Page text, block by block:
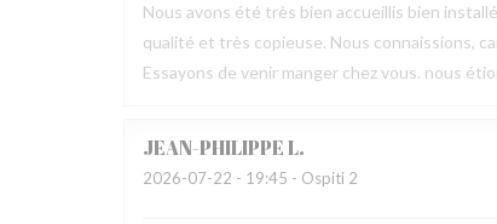
Nous avons été très bien accueillis bien
qualité et très copieuse. Nous connaissions,
Essayons de venir manger chez vous. nous
JEAN-PHILIPPEL
2026-07-22 - 19:45 - Ospiti 2